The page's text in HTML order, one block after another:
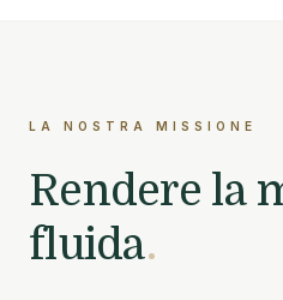
LA NOSTRA MISSIONE
Rendere la
fluida.